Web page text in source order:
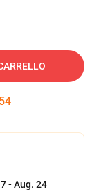
53
- Aug. 24